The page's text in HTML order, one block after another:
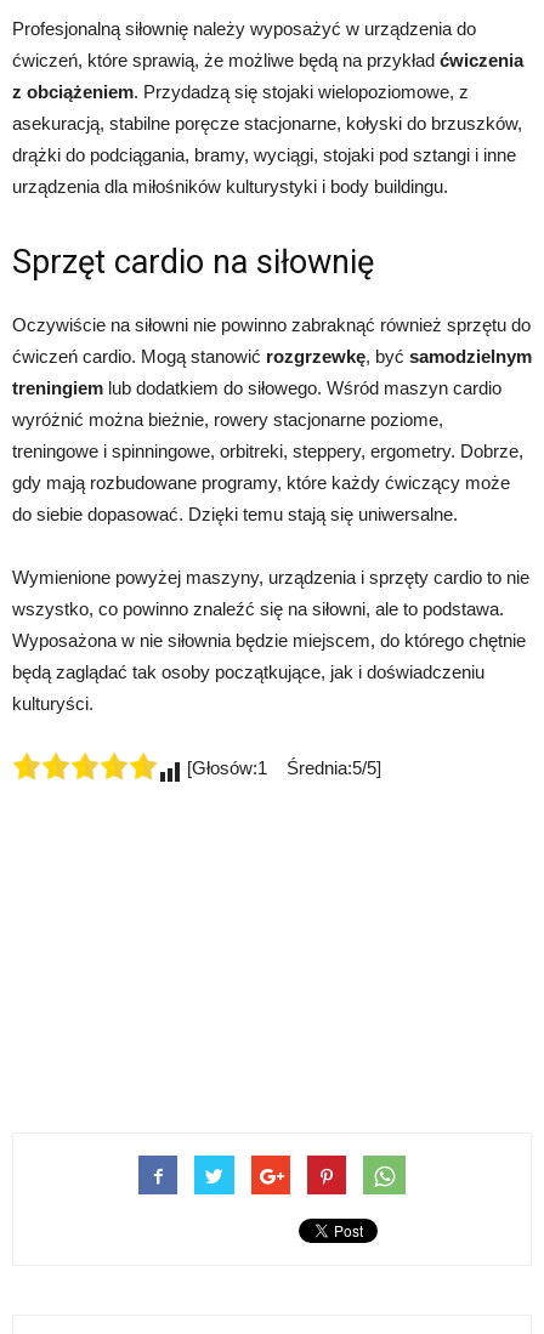
Profesjonalną siłownię należy wyposażyć w urządzenia do
ćwiczeń, które sprawią, że możliwe będą na przykład ćwiczenia
z obciążeniem. Przydadzą się stojaki wielopoziomowe, z
asekuracją, stabilne poręcze stacjonarne, kołyski do brzuszków,
drążki do podciągania, bramy, wyciągi, stojaki pod sztangi i inne
urządzenia dla miłośników kulturystyki i body buildingu.
Sprzęt cardio na siłownię
Oczywiście na siłowni nie powinno zabraknąć również sprzętu do
ćwiczeń cardio. Mogą stanowić rozgrzewkę, być samodzielnym
treningiem lub dodatkiem do siłowego. Wśród maszyn cardio
wyróżnić można bieżnie, rowery stacjonarne poziome,
treningowe i spinningowe, orbitreki, steppery, ergometry. Dobrze,
gdy mają rozbudowane programy, które każdy ćwiczący może
do siebie dopasować. Dzięki temu stają się uniwersalne.
Wymienione powyżej maszyny, urządzenia i sprzęty cardio to nie
wszystko, co powinno znaleźć się na siłowni, ale to podstawa.
Wyposażona w nie siłownia będzie miejscem, do którego chętnie
będą zaglądać tak osoby początkujące, jak i doświadczeniu
kulturyści.
[Głosów:1 Średnia:5/5]